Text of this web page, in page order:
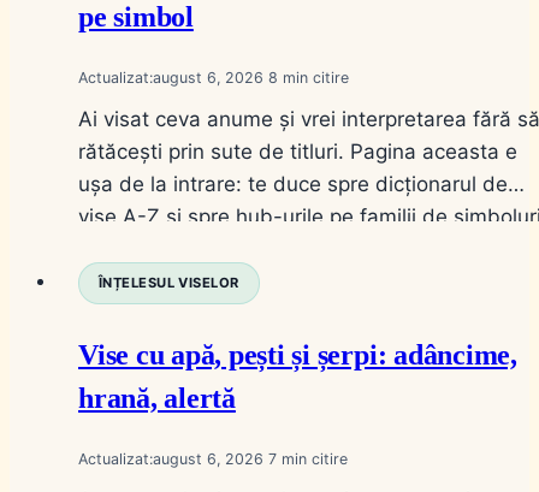
pe simbol
Actualizat:august 6, 2026 8
Ai visat ceva anume și vrei interpretarea fără să
rătăcești prin sute de titluri. Pagina aceasta e
ușa de la intrare: te duce spre dicționarul de
vise A-Z și spre hub-urile pe familii de
folosești când știi simbolul, dar nu știi…
ÎNȚELESUL VISELOR
Vise cu apă, pești și șerpi: adâncime,
hrană, alertă
Actualizat:august 6, 2026 7